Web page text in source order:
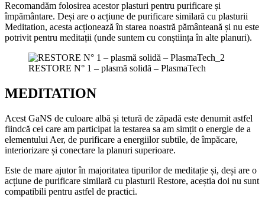
Recomandăm folosirea acestor plasturi pentru purificare și
împământare. Deși are o acțiune de purificare similară cu plasturii
Meditation, acesta acționează în starea noastră pământeană și nu este
potrivit pentru meditații (unde suntem cu conștiința în alte planuri).
RESTORE N° 1 – plasmă solidă – PlasmaTech
MEDITATION
Acest GaNS de culoare albă și tetură de zăpadă este denumit astfel
fiindcă cei care am participat la testarea sa am simțit o energie de a
elementului Aer, de purificare a energiilor subtile, de împăcare,
interiorizare și conectare la planuri superioare.
Este de mare ajutor în majoritatea tipurilor de meditație și, deși are o
acțiune de purificare similară cu plasturii Restore, aceștia doi nu sunt
compatibili pentru astfel de practici.